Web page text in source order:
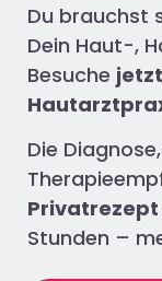
Du brauchst
Dein Haut-,
Besuche jetzt
Die
Privatrezept
Stunden –